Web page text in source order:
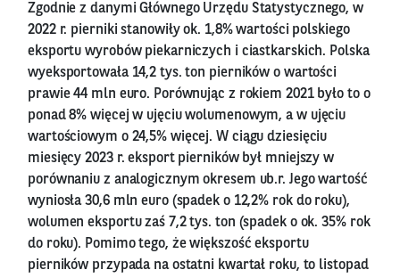
Zgodnie z danymi Głównego Urzędu Statystycznego, w
2022 r. pierniki stanowiły ok. 1,8% wartości polskiego
eksportu wyrobów piekarniczych i ciastkarskich. Polska
wyeksportowała 14,2 tys. ton pierników o wartości
prawie 44 mln euro. Porównując z rokiem 2021 było to o
ponad 8% więcej w ujęciu wolumenowym, a w ujęciu
wartościowym o 24,5% więcej. W ciągu dziesięciu
miesięcy 2023 r. eksport pierników był mniejszy w
porównaniu z analogicznym okresem ub.r. Jego wartość
wyniosła 30,6 mln euro (spadek o 12,2% rok do roku),
wolumen eksportu zaś 7,2 tys. ton (spadek o ok. 35% rok
do roku). Pomimo tego, że większość eksportu
pierników przypada na ostatni kwartał roku, to listopad